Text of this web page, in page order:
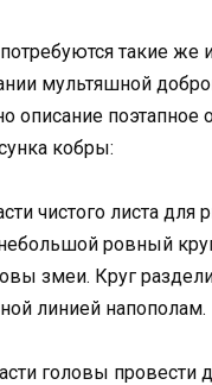
такие же
мультяшной
описание поэтапное
кобры:
чистого листа для
ровный
змеи. Круг
линией напополам.
головы провести